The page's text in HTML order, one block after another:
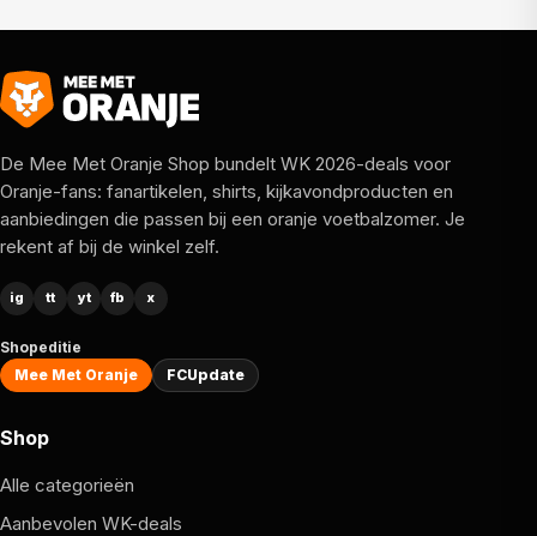
De Mee Met Oranje Shop bundelt WK 2026-deals voor
Oranje-fans: fanartikelen, shirts, kijkavondproducten en
aanbiedingen die passen bij een oranje voetbalzomer. Je
rekent af bij de winkel zelf.
ig tt yt fb x
Shopeditie
Mee Met Oranje
FCUpdate
Shop
Alle categorieën
Aanbevolen WK-deals